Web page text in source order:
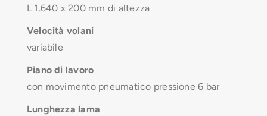
L 1.640 x 200 mm di altezza
Velocità volani
variabile
Piano di lavoro
con movimento pneumatico pressione 6 bar
Lunghezza lama